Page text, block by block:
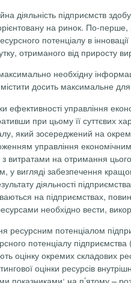
діяльність підприємств
на ринок. По-
потенціалу в
отриманого від приросту
необхідну
досить максимальне для
ефективності управління
при цьому її суттєвих
який зосереджений на
управління
витратами на отримання
у вигляді забезпечення
діяльності
на підприємствах,
необхідно вести,
ресурсним потенціалом
потенціалу
оцінку окремих складових
оцінки ресурсів
показниками; на п’ятому –